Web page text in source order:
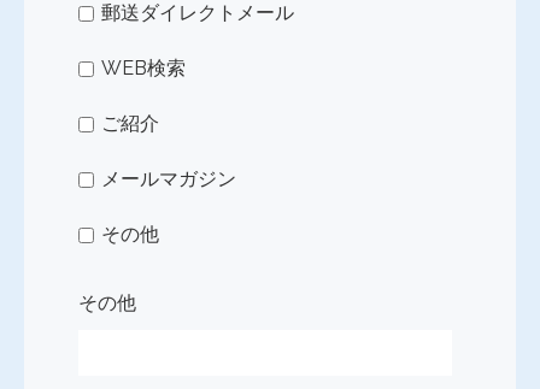
郵送ダイレクトメール
WEB検索
ご紹介
メールマガジン
その他
その他